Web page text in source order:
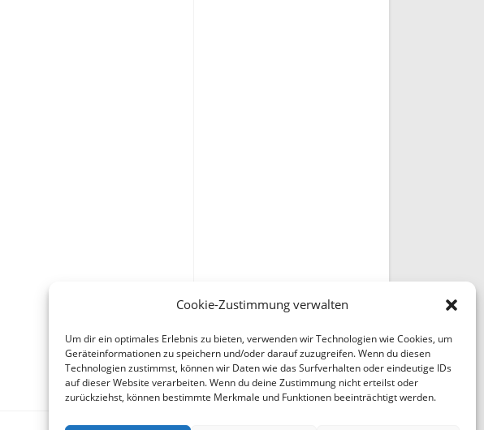
Cookie-Zustimmung verwalten
Um dir ein optimales Erlebnis zu bieten, verwenden wir Technologien wie Cookies, um
Geräteinformationen zu speichern und/oder darauf zuzugreifen. Wenn du diesen
Technologien zustimmst, können wir Daten wie das Surfverhalten oder eindeutige IDs
auf dieser Website verarbeiten. Wenn du deine Zustimmung nicht erteilst oder
zurückziehst, können bestimmte Merkmale und Funktionen beeinträchtigt werden.